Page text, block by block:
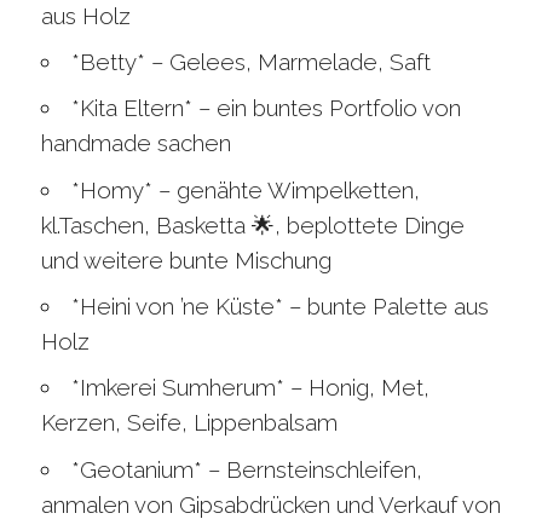
aus Holz
*Betty* – Gelees, Marmelade, Saft
*Kita Eltern* – ein buntes Portfolio von
handmade sachen
*Homy* – genähte Wimpelketten,
kl.Taschen, Basketta 🌟, beplottete Dinge
und weitere bunte Mischung
*Heini von ’ne Küste* – bunte Palette aus
Holz
*Imkerei Sumherum* – Honig, Met,
Kerzen, Seife, Lippenbalsam
*Geotanium* – Bernsteinschleifen,
anmalen von Gipsabdrücken und Verkauf von